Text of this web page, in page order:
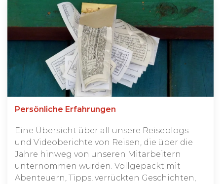
Persönliche Erfahrungen
Eine Übersicht über all unsere Reiseblogs
und Videoberichte von Reisen, die über die
Jahre hinweg von unseren Mitarbeitern
unternommen wurden. Vollgepackt mit
Abenteuern, Tipps, verrückten Geschichten,